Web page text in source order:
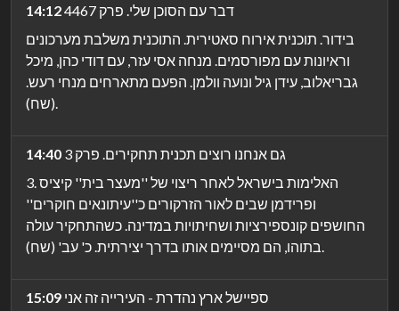
14:12
דבר עם הסוכן שלי. פרק 4467
בידור. תוכנית אירוח סאטירית. התוכנית משלבת מערכונים
וראיונות עם מפורסמים. מנחה אסי עזר, עם דודי כהן, מיכל
גבריאלוב, עידן גיל ונועה וולמן. הפעם מתארחים מנחי רעש.
(שח).
14:40
גם אנחנו רוצים תכנית תחקירים. פרק 3
3. האלימות בישראל לאחר ריצוי של ''מעצר בית'' קיציס
ופרידמן שבים לאור הזרקורים כ''עיתונאים חוקרים''
החושפים קונספירציות ושחיתויות במדינה. כשהתחקיר עולה
בתוהו, הם מסיימים אותו בדרך יצירתית. כ' עב' (שח).
15:09 ספיישל ארץ נהדרת - העירייה זה אני